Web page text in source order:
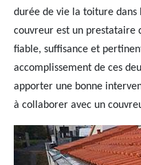
durée de vie la toiture dans
couvreur est un prestataire
fiable, suffisance et
accomplissement de ces
apporter une bonne
à collaborer avec un